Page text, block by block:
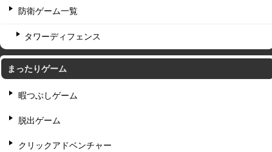
防衛ゲーム一覧
タワーディフェンス
まったりゲーム
暇つぶしゲーム
脱出ゲーム
クリックアドベンチャー